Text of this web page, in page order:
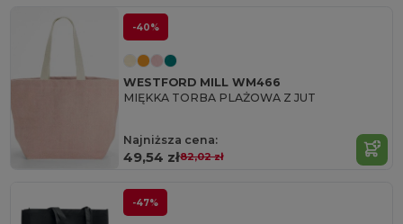
-40%
WESTFORD MILL WM466
MIĘKKA TORBA PLAŻOWA Z JUT
Najniższa cena:
49,54 zł82,02 zł
-47%